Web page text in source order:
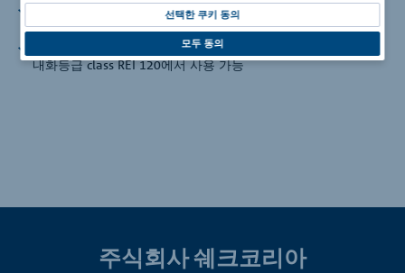
선택한 쿠키 동의
모두 동의
두 부분으로 구성된 시스템
프리캐스트 공장에서 설치가 용이하며 현장에서도 간편한 시공
내화등급 class REI 120에서 사용 가능
주식회사 쉐크코리아